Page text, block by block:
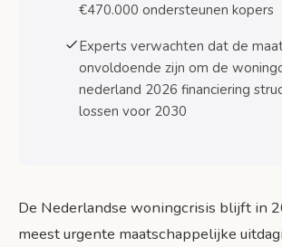
Voorwaarden voor
Verwachte impact op
Effectiviteit
prognoses
Internationale vergelijking
Huurprijsbeleid 2026: maximale
€470.000 ondersteunen kopers
Experts verwachten dat de
onvoldoende zijn om de
nederland 2026 financiering
lossen voor 2030
De Nederlandse woningcrisis blijft in
meest urgente maatschappelijke